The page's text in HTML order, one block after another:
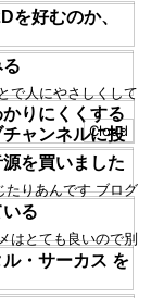
中二病でも製作委
のはもうずいぶん
を好むのか、
は、3Dよりも2D
ろで言ってきた た
で人にやさしくして
そうだし、鬱にな
りにくくする
ャンネルに投
ャンネルに投稿する
ング動画や、 サブ
Cloud
を買いました
たりあんです ブログ
しようかと思いま
いる
はとても良いので別
中まで見ていて書
・サーカス を